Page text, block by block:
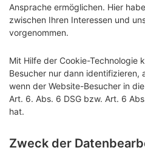
Ansprache ermöglichen. Hier
zwischen Ihren Interessen und
vorgenommen.
Mit Hilfe der Cookie-Technologie
Besucher nur dann identifizieren,
wenn der Website-Besucher in
Art. 6. Abs. 6 DSG bzw. Art. 6
hat.
Zweck der